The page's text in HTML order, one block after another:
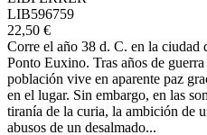
LIB596759
22,50 €
Corre el año 38 d. C. en la ciudad
Ponto Euxino. Tras años de
población vive en aparente paz
en el lugar. Sin embargo, en las
tiranía de la curia, la ambición de
abusos de un desalmado...